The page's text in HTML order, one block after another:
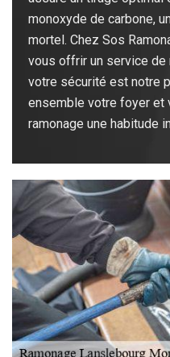
monoxyde de carbone,
mortel. Chez Sos
vous offrir un service de
votre sécurité est notre
ensemble votre foyer et
ramonage une habitude